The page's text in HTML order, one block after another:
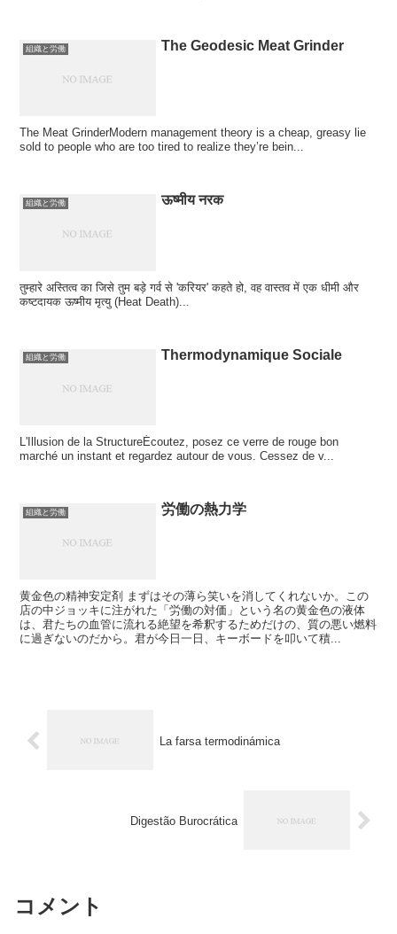
組織と労働 The Geodesic Meat Grinder
The Meat GrinderModern management theory is a cheap, greasy lie
sold to people who are too tired to realize they’re bein...
組織と労働 ऊष्मीय नरक
तुम्हारे अस्तित्व का जिसे तुम बड़े गर्व से 'करियर' कहते हो, वह वास्तव में एक धीमी और
कष्टदायक ऊष्मीय मृत्यु (Heat Death)...
組織と労働 Thermodynamique Sociale
L'Illusion de la StructureÉcoutez, posez ce verre de rouge bon
marché un instant et regardez autour de vous. Cessez de v...
組織と労働 労働の熱力学
黄金色の精神安定剤 まずはその薄ら笑いを消してくれないか。この
店の中ジョッキに注がれた「労働の対価」という名の黄金色の液体
は、君たちの血管に流れる絶望を希釈するためだけの、質の悪い燃料
に過ぎないのだから。君が今日一日、キーボードを叩いて積...
La farsa termodinámica
Digestão Burocrática
コメント